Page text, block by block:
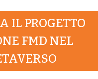
IL PROGETTO
FMD NEL